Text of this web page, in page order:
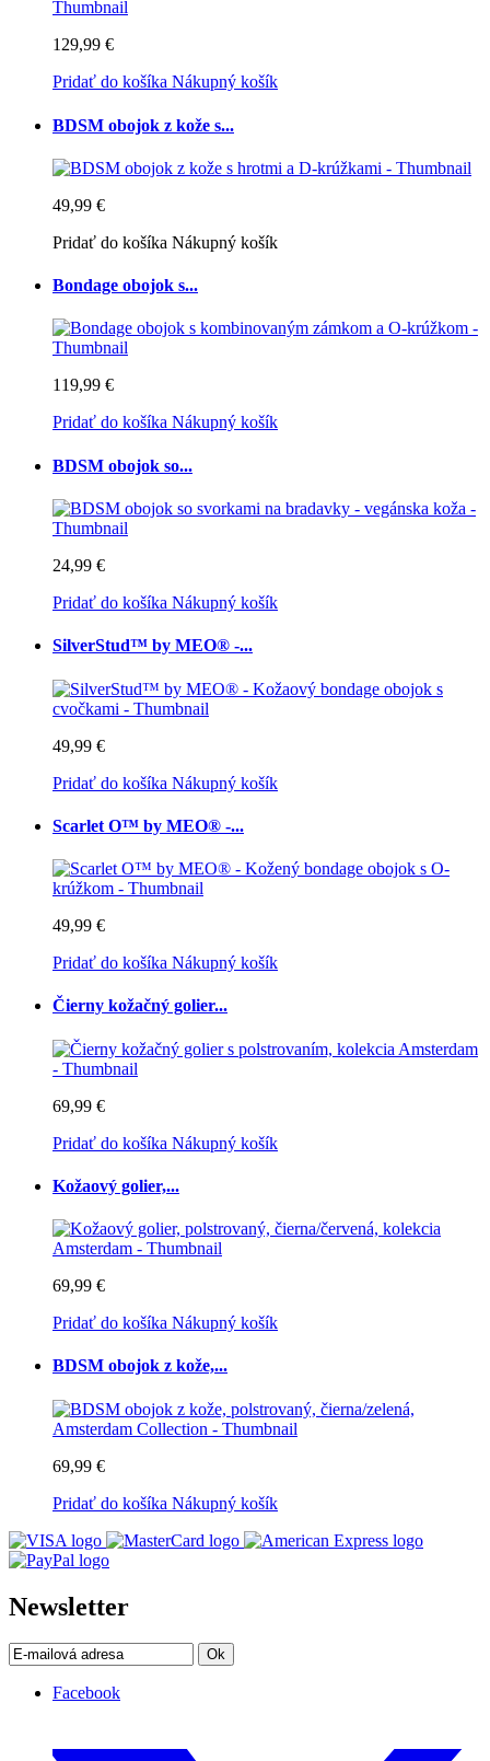
129,99 €
Pridať do košíka Nákupný košík
BDSM obojok z kože s...
49,99 €
Pridať do košíka Nákupný košík
Bondage obojok s...
119,99 €
Pridať do košíka Nákupný košík
BDSM obojok so...
24,99 €
Pridať do košíka Nákupný košík
SilverStud™ by MEO® -...
49,99 €
Pridať do košíka Nákupný košík
Scarlet O™ by MEO® -...
49,99 €
Pridať do košíka Nákupný košík
Čierny kožačný golier...
69,99 €
Pridať do košíka Nákupný košík
Kožaový golier,...
69,99 €
Pridať do košíka Nákupný košík
BDSM obojok z kože,...
69,99 €
Pridať do košíka Nákupný košík
Newsletter
Ok
Facebook